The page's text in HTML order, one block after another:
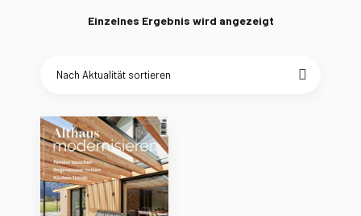
Einzelnes Ergebnis wird angezeigt